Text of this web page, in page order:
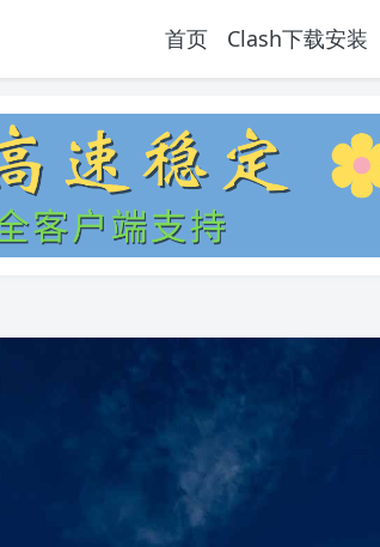
首页 Clash下载安装